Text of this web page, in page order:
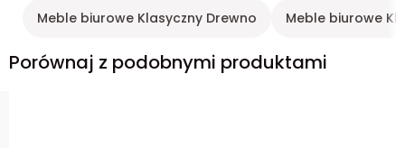
Meble biurowe Klasyczny Drewno Meble biurowe
Porównaj z podobnymi produktami